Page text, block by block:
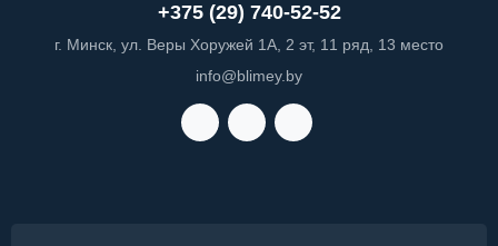
+375 (29) 740-52-52
г. Минск, ул. Веры Хоружей 1А, 2 эт, 11 ряд, 13 место
info@blimey.by